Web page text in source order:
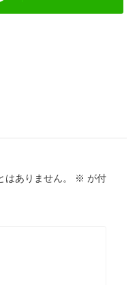
ありません。 ※ が付